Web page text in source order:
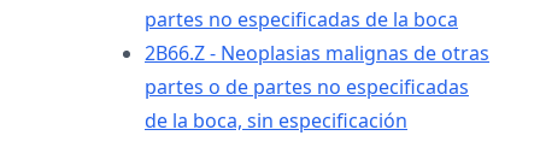
partes no especificadas de la boca
2B66.Z - Neoplasias malignas de otras
partes o de partes no especificadas
de la boca, sin especificación